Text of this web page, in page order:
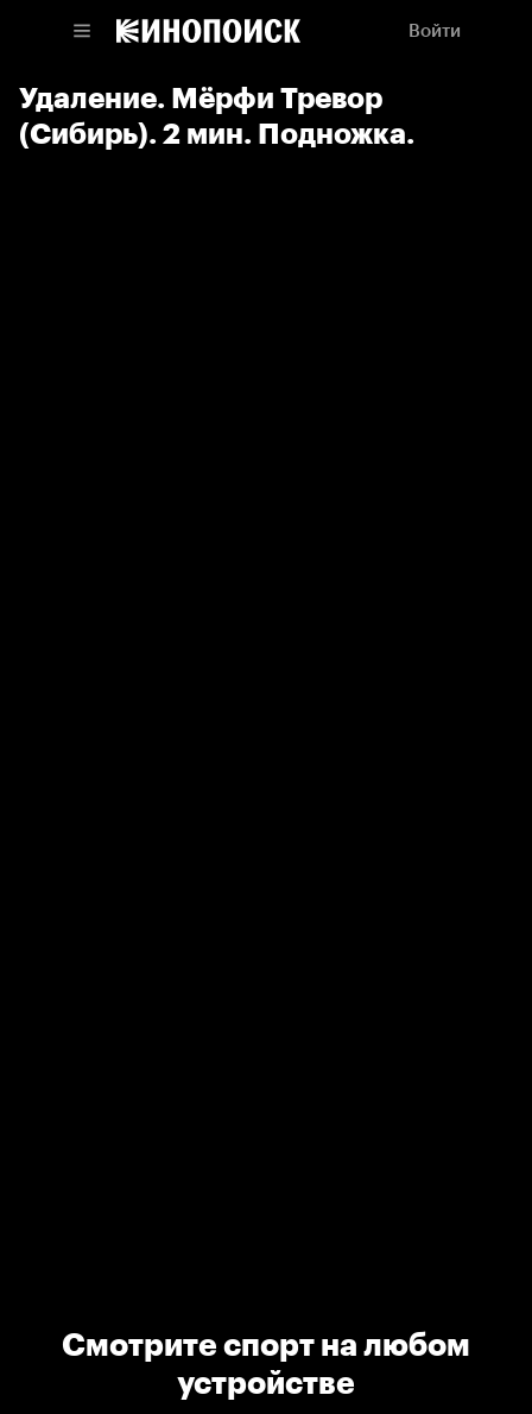
Войти
Удаление. Мёрфи Тревор
(Сибирь). 2 мин. Подножка.
Смотрите спорт на любом
устройстве